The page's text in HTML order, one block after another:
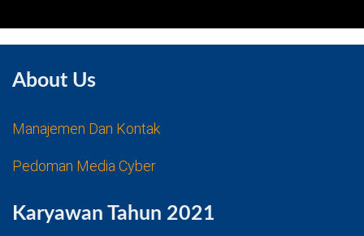
About Us
Manajemen Dan Kontak
Pedoman Media Cyber
Karyawan Tahun 2021